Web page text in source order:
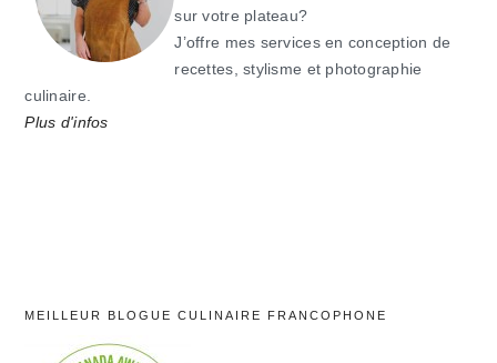
sur votre plateau?
J’offre mes services en conception de
recettes, stylisme et photographie
culinaire.
Plus d'infos
MEILLEUR BLOGUE CULINAIRE FRANCOPHONE